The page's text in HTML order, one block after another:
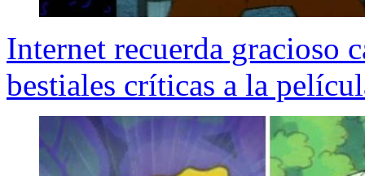
Internet recuerda gracioso
bestiales críticas a la